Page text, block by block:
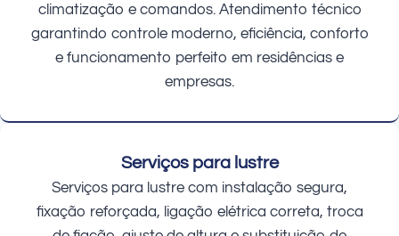
climatização e comandos. Atendimento técnico
garantindo controle moderno, eficiência, conforto
e funcionamento perfeito em residências e
empresas.
Serviços para lustre
Serviços para lustre com instalação segura,
fixação reforçada, ligação elétrica correta, troca